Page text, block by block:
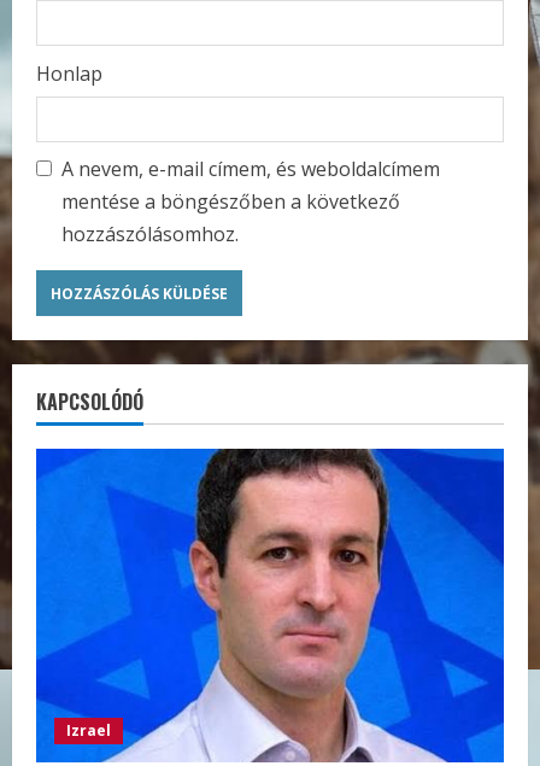
Honlap
A nevem, e-mail címem, és weboldalcímem
mentése a böngészőben a következő
hozzászólásomhoz.
KAPCSOLÓDÓ
Izrael